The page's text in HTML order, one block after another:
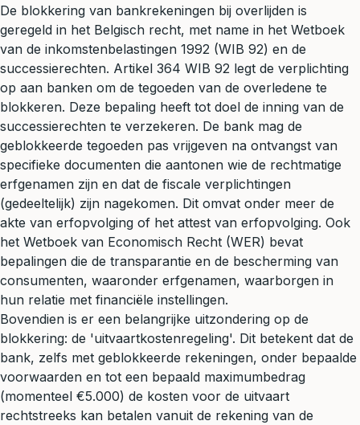
De blokkering van bankrekeningen bij overlijden is
geregeld in het Belgisch recht, met name in het Wetboek
van de inkomstenbelastingen 1992 (WIB 92) en de
successierechten. Artikel 364 WIB 92 legt de verplichting
op aan banken om de tegoeden van de overledene te
blokkeren. Deze bepaling heeft tot doel de inning van de
successierechten te verzekeren. De bank mag de
geblokkeerde tegoeden pas vrijgeven na ontvangst van
specifieke documenten die aantonen wie de rechtmatige
erfgenamen zijn en dat de fiscale verplichtingen
(gedeeltelijk) zijn nagekomen. Dit omvat onder meer de
akte van erfopvolging of het attest van erfopvolging. Ook
het Wetboek van Economisch Recht (WER) bevat
bepalingen die de transparantie en de bescherming van
consumenten, waaronder erfgenamen, waarborgen in
hun relatie met financiële instellingen.
Bovendien is er een belangrijke uitzondering op de
blokkering: de 'uitvaartkostenregeling'. Dit betekent dat de
bank, zelfs met geblokkeerde rekeningen, onder bepaalde
voorwaarden en tot een bepaald maximumbedrag
(momenteel €5.000) de kosten voor de uitvaart
rechtstreeks kan betalen vanuit de rekening van de